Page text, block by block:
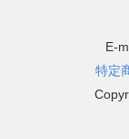
E-
特定